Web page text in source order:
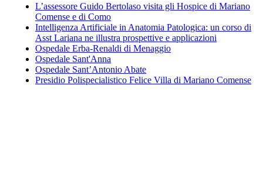
L’assessore Guido Bertolaso visita gli Hospice di Mariano
Comense e di Como
Intelligenza Artificiale in Anatomia Patologica: un corso di
Asst Lariana ne illustra prospettive e applicazioni
Ospedale Erba-Renaldi di Menaggio
Ospedale Sant'Anna
Ospedale Sant’Antonio Abate
Presidio Polispecialistico Felice Villa di Mariano Comense